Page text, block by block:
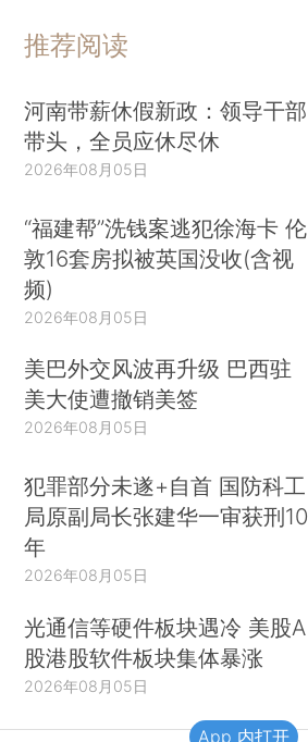
推荐阅读
河南带薪休假新政：领导干部
带头，全员应休尽休
2026年08月05日
“福建帮”洗钱案逃犯徐海卡 伦
敦16套房拟被英国没收(含视
频)
2026年08月05日
美巴外交风波再升级 巴西驻
美大使遭撤销美签
2026年08月05日
犯罪部分未遂+自首 国防科工
局原副局长张建华一审获刑10
年
2026年08月05日
光通信等硬件板块遇冷 美股A
股港股软件板块集体暴涨
2026年08月05日
App 内打开